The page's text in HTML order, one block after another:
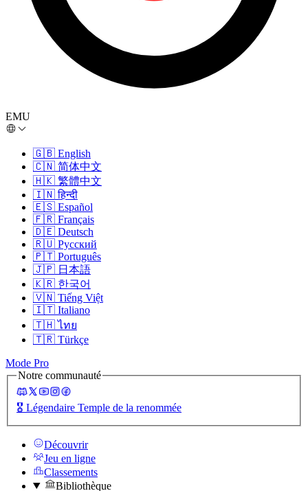
EMU
🇬🇧 English
🇨🇳 简体中文
🇭🇰 繁體中文
🇮🇳 हिन्दी
🇪🇸 Español
🇫🇷 Français
🇩🇪 Deutsch
🇷🇺 Русский
🇵🇹 Português
🇯🇵 日本語
🇰🇷 한국어
🇻🇳 Tiếng Việt
🇮🇹 Italiano
🇹🇭 ไทย
🇹🇷 Türkçe
Mode Pro
Notre communauté
🎖️ Légendaire Temple de la renommée
Découvrir
Jeu en ligne
Classements
Bibliothèque